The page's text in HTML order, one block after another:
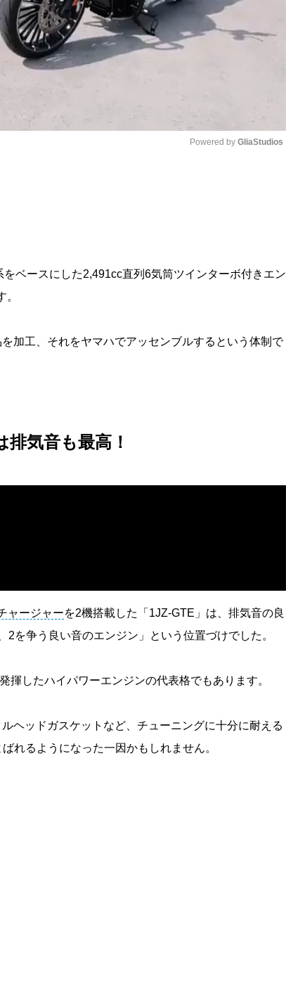
Powered by GliaStudios
ベースにした2,491cc直列6気筒ツインターボ付きエン
加工、それをヤマハでアッセンブルするという体制で
気音も最高！
ャージャーを2機搭載した「1JZ-GTE」は、排気音の良
を争う良い音のエンジン」という位置づけでした。
したハイパワーエンジンの代表格でもあります。
ヘッドガスケットなど、チューニングに十分に耐える
れるようになった一因かもしれません。